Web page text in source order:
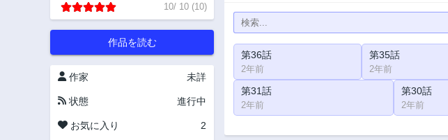
10/ 10 (10)
作品を読む
作家 未詳
状態 進行中
お気に入り 2
第36話
2年前
第35話
2年前
第31話
2年前
第30話
2年前